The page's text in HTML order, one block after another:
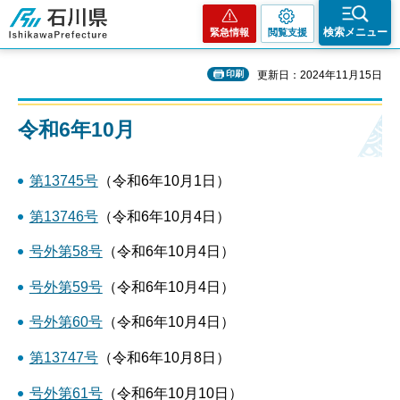
石川県
緊急情報 閲覧支援 検索メニュー
印刷 更新日：2024年11月15日
令和6年10月
第13745号（令和6年10月1日）
第13746号（令和6年10月4日）
号外第58号（令和6年10月4日）
号外第59号（令和6年10月4日）
号外第60号（令和6年10月4日）
第13747号（令和6年10月8日）
号外第61号（令和6年10月10日）